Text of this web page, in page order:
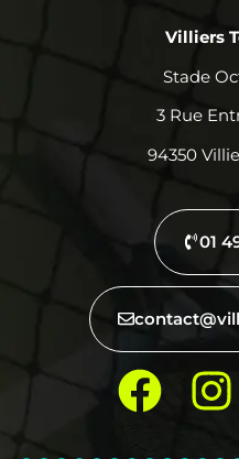
Villiers
Stade
3 Rue
94350
01